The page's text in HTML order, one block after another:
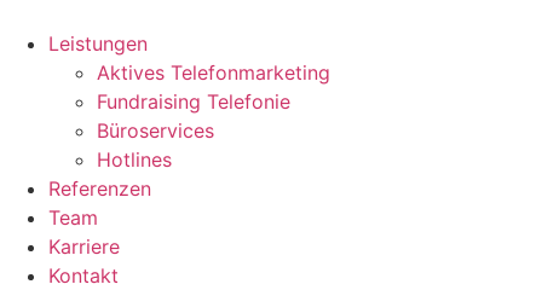
Inhalt
springen
Leistungen
Aktives Telefonmarketing
Fundraising Telefonie
Büroservices
Hotlines
Referenzen
Team
Karriere
Kontakt